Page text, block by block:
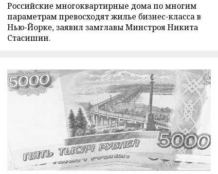
Российские многоквартирные дома по многим
параметрам превосходят жилье бизнес-класса в
Нью-Йорке, заявил замглавы Минстроя Никита
Стасишин.